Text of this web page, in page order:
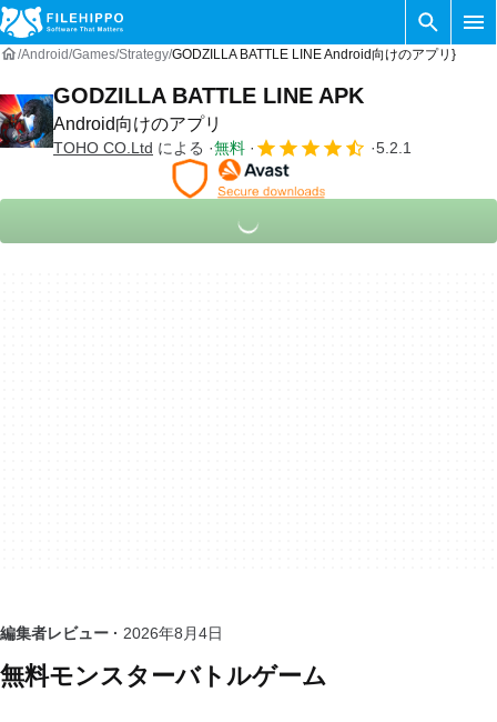
Android Games Strategy GODZILLA BATTLE LINE Android向けのアプリ}
GODZILLA BATTLE LINE APK
Android向けのアプリ
TOHO CO.Ltd による 無料 5.2.1
編集者レビュー · 2026年8月4日
無料モンスターバトルゲーム